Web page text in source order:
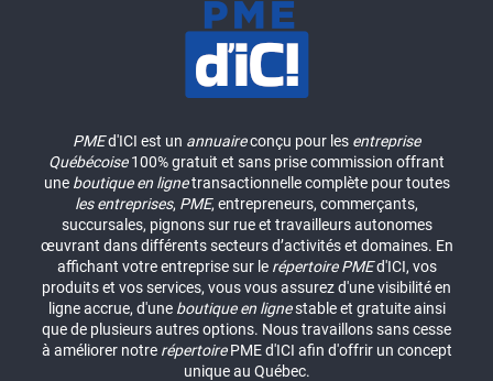
PMEd'ICI est un annuaireconçu pour les entreprise
Québécoise100% gratuit et sans prise commission offrant
une boutique en lignetransactionnelle complète pour toutes
les entreprises, PME, entrepreneurs, commerçants,
succursales, pignons sur rue et travailleurs autonomes
œuvrant dans différents secteurs d’activités et domaines. En
affichant votre entreprise sur le répertoire PMEd'ICI, vos
produits et vos services, vous vous assurez d'une visibilité en
ligne accrue, d'une boutique en lignestable et gratuite ainsi
que de plusieurs autres options. Nous travaillons sans cesse
à améliorer notre répertoirePME d'ICI afin d'offrir un concept
unique au Québec.